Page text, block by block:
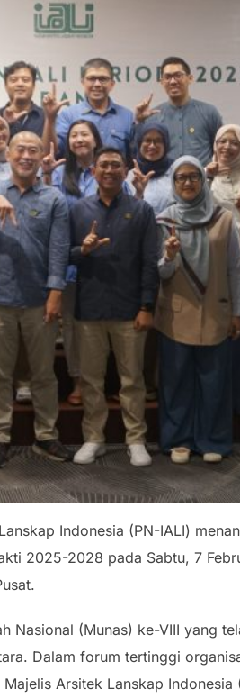
Indonesia (PN-IALI)
2025-2028 pada Sabtu, 7
Nasional (Munas) ke-VIII yang
Dalam forum tertinggi
Arsitek Lanskap